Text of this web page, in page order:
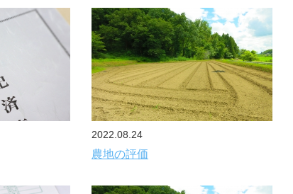
2022.08.24
農地の評価